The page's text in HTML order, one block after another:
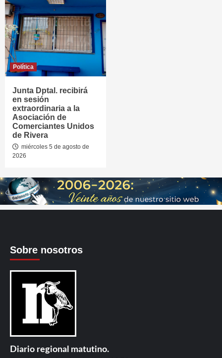
Política
Junta Dptal. recibirá
en sesión
extraordinaria a la
Asociación de
Comerciantes Unidos
de Rivera
miércoles 5 de agosto de
2026
Sobre nosotros
Diario regional matutino.